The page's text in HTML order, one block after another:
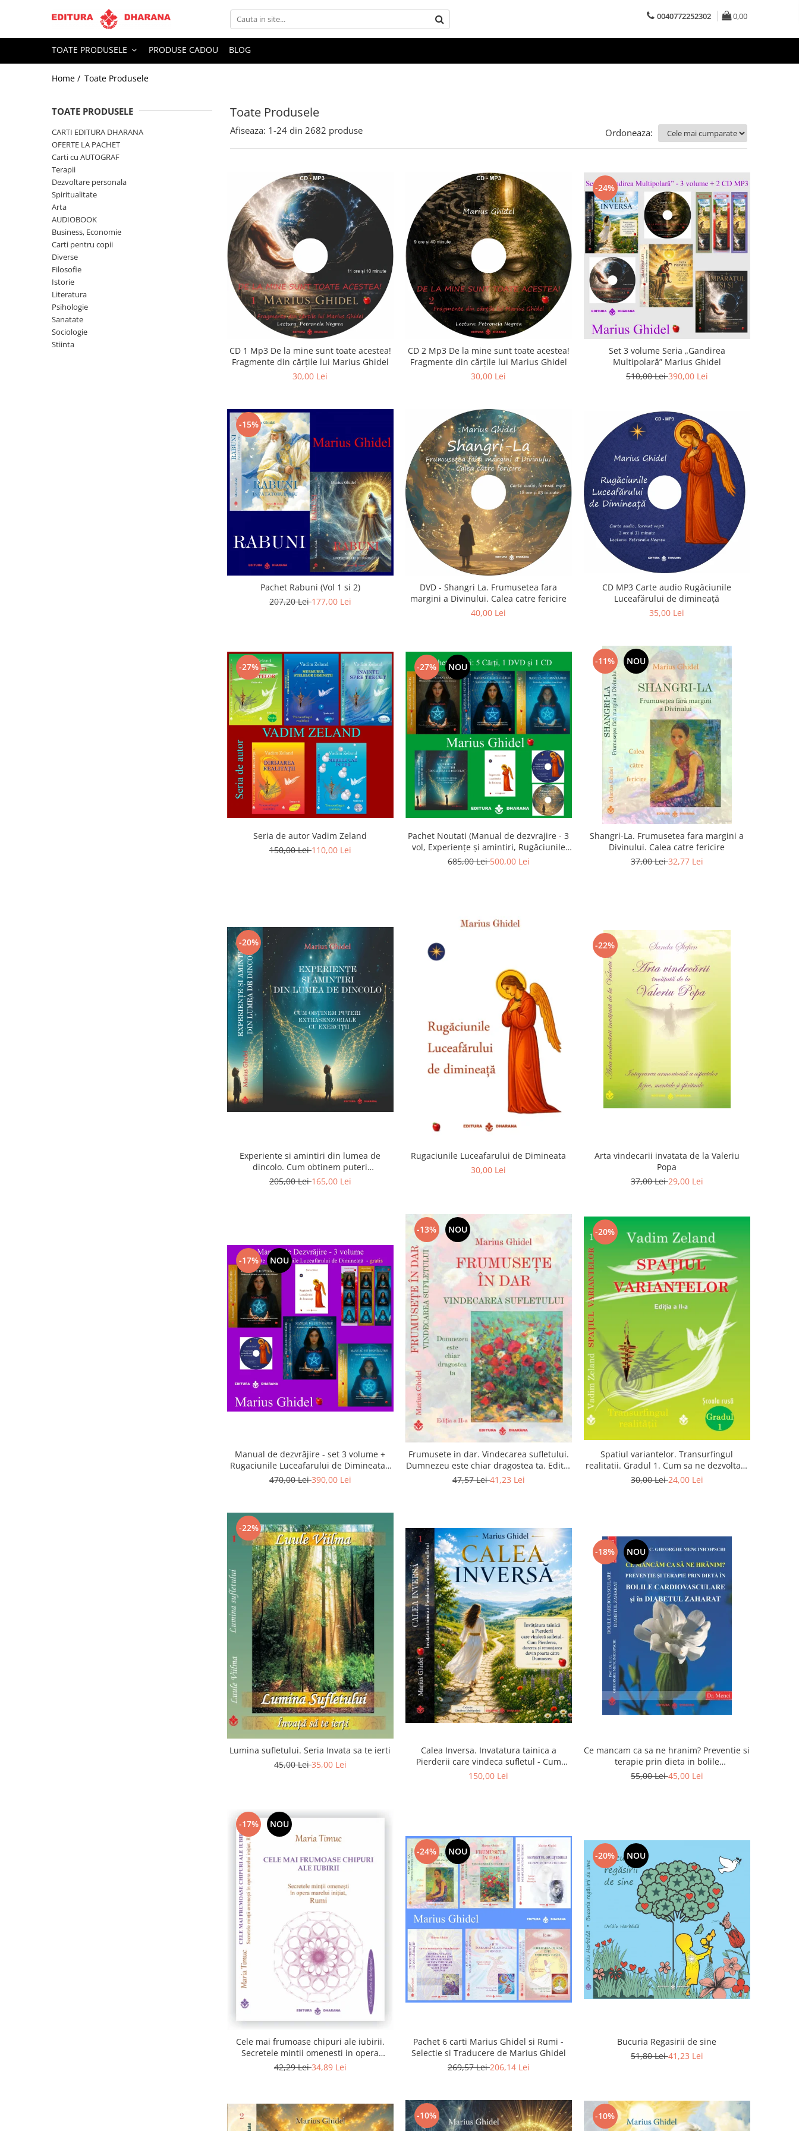
Toate Produsele
CARTI EDITURA DHARANA
OFERTE LA PACHET
Dezvoltare personala
Spiritualitate
AUDIOBOOK
Business, Economie
Carti pentru copii
0040772252302 0,00
TOATE PRODUSELE PRODUSE CADOU BLOG
Home / Toate Produsele
Toate Produsele
TOATE PRODUSELE
CARTI EDITURA DHARANA
OFERTE LA PACHET
Carti cu AUTOGRAF
Terapii
Dezvoltare personala
Spiritualitate
Arta
AUDIOBOOK
Business, Economie
Carti pentru copii
Diverse
Filosofie
Istorie
Literatura
Psihologie
Sanatate
Sociologie
Stiinta
Afiseaza: 1-24 din 2682 produse Ordoneaza:
CD 1 Mp3 De la mine sunt toate acestea!
Fragmente din cărțile lui Marius Ghidel
30,00 Lei
CD 2 Mp3 De la mine sunt toate acestea!
Fragmente din cărțile lui Marius Ghidel
30,00 Lei
-24%
Set 3 volume Seria „Gandirea
Multipolară” Marius Ghidel
510,00 Lei390,00 Lei
-15%
Pachet Rabuni (Vol 1 si 2)
207,20 Lei177,00 Lei
DVD - Shangri La. Frumusetea fara
margini a Divinului. Calea catre fericire
40,00 Lei
CD MP3 Carte audio Rugăciunile
Luceafărului de dimineață
35,00 Lei
-27%
Seria de autor Vadim Zeland
150,00 Lei110,00 Lei
-27% NOU
Pachet Noutati (Manual de dezvrajire - 3
vol, Experiențe și amintiri, Rugăciunile
Luceafarului de dimineata) - Marius
685,00 Lei500,00 Lei
-11% NOU
Shangri-La. Frumusetea fara margini a
Divinului. Calea catre fericire
37,00 Lei32,77 Lei
-20%
Experiente si amintiri din lumea de
dincolo. Cum obtinem puteri
extrasenzoriale - cu exercitii
205,00 Lei165,00 Lei
Rugaciunile Luceafarului de Dimineata
30,00 Lei
-22%
Arta vindecarii invatata de la Valeriu
Popa
37,00 Lei29,00 Lei
-17% NOU
Manual de dezvrăjire - set 3 volume +
Rugaciunile Luceafarului de Dimineata -
Gratuit)
470,00 Lei390,00 Lei
-13% NOU
Frumusete in dar. Vindecarea sufletului.
Dumnezeu este chiar dragostea ta. Editia
a 2-a
47,57 Lei41,23 Lei
-20%
Spatiul variantelor. Transurfingul
realitatii. Gradul 1. Cum sa ne dezvoltam
intuitia si sa ne alegem soarta
30,00 Lei24,00 Lei
-22%
Lumina sufletului. Seria Invata sa te ierti
45,00 Lei35,00 Lei
Calea Inversa. Invatatura tainica a
Pierderii care vindeca sufletul - Cum
Pierderea, durerea si renuntarea devin
150,00 Lei
-18% NOU
Ce mancam ca sa ne hranim? Preventie si
terapie prin dieta in bolile
cardiovasculare si in diabetul zaharat
55,00 Lei45,00 Lei
-17% NOU
Cele mai frumoase chipuri ale iubirii.
Secretele mintii omenesti in opera
marelui initiat, Rumi
42,29 Lei34,89 Lei
-24% NOU
Pachet 6 carti Marius Ghidel si Rumi -
Selectie si Traducere de Marius Ghidel
269,57 Lei206,14 Lei
-20% NOU
Bucuria Regasirii de sine
51,80 Lei41,23 Lei
-10% -10%